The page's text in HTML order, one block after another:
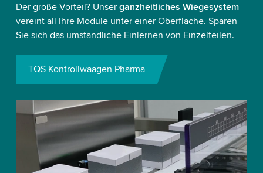
Der große Vorteil? Unser ganzheitliches Wiegesystem
vereint all Ihre Module unter einer Oberfläche. Sparen
Sie sich das umständliche Einlernen von Einzelteilen.
TQS Kontrollwaagen Pharma